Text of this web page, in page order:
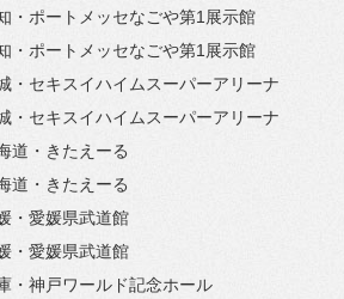
ポートメッセなごや第1展示館
ポートメッセなごや第1展示館
セキスイハイムスーパーアリーナ
セキスイハイムスーパーアリーナ
・きたえーる
・きたえーる
愛媛県武道館
愛媛県武道館
神戸ワールド記念ホール